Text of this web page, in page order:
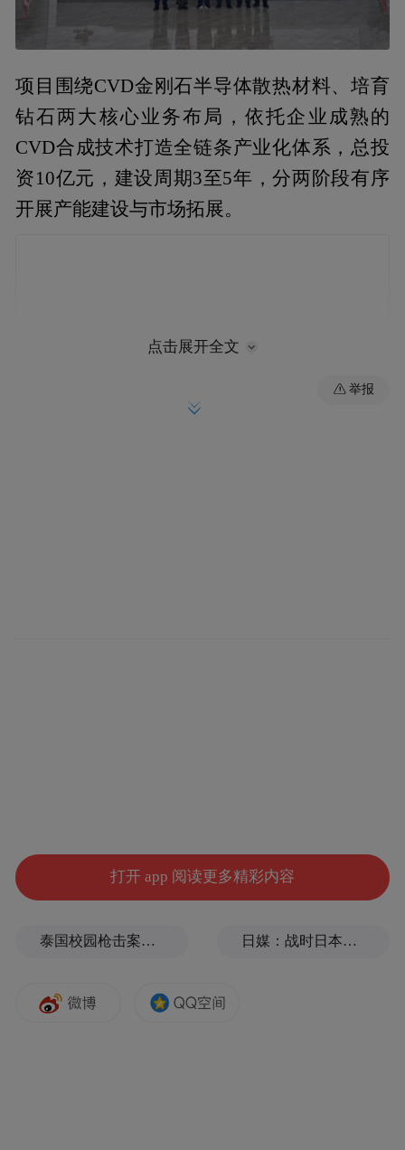
项目围绕CVD金刚石半导体散热材料、培育
钻石两大核心业务布局，依托企业成熟的
CVD合成技术打造全链条产业化体系，总投
资10亿元，建设周期3至5年，分两阶段有序
开展产能建设与市场拓展。
点击展开全文
举报
打开 app 阅读更多精彩内容
泰国校园枪击案致9死，枪手父亲道歉 日媒：战时日本多所大学进行输血人体实验，向患者注射动物血